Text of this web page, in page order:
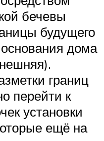
бечевы
будущего
дома
границ
перейти к
установки
ещё на